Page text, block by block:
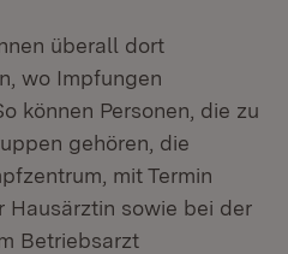
überall dort
wo Impfungen
können Personen, die zu
gehören, die
mit Termin
Hausärztin sowie bei der
Betriebsarzt